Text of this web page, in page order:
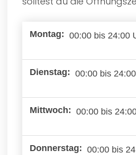
00:00 bis 24:00
00:00 bis
00:00 bis
00:00 bis